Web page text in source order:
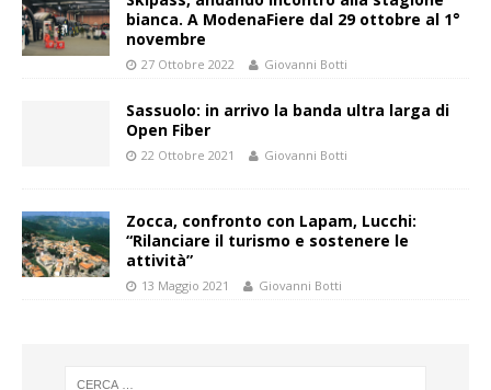
bianca. A ModenaFiere dal 29 ottobre al 1°
novembre
27 Ottobre 2022 Giovanni Botti
Sassuolo: in arrivo la banda ultra larga di
Open Fiber
22 Ottobre 2021 Giovanni Botti
Zocca, confronto con Lapam, Lucchi:
“Rilanciare il turismo e sostenere le
attività”
13 Maggio 2021 Giovanni Botti